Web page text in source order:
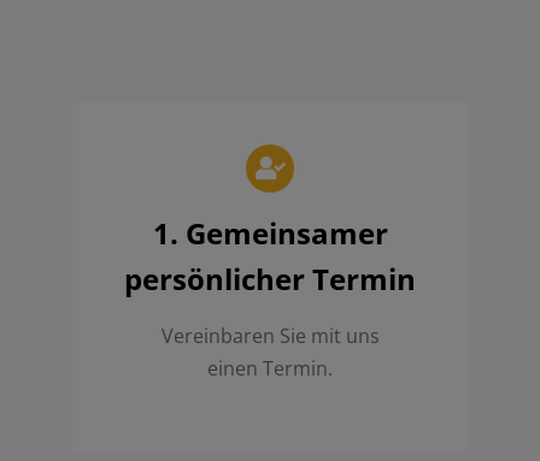
1. Gemeinsamer
persönlicher Termin
Vereinbaren Sie mit uns
einen Termin.